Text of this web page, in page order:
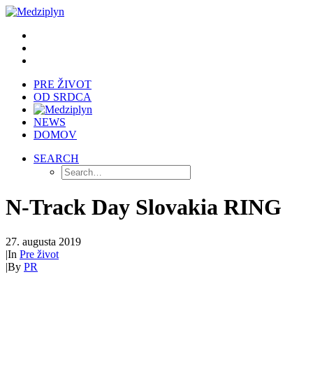
PRE ŽIVOT
OD SRDCA
NEWS
DOMOV
SEARCH
N-Track Day Slovakia RING
27. augusta 2019
|In Pre život
|By PR